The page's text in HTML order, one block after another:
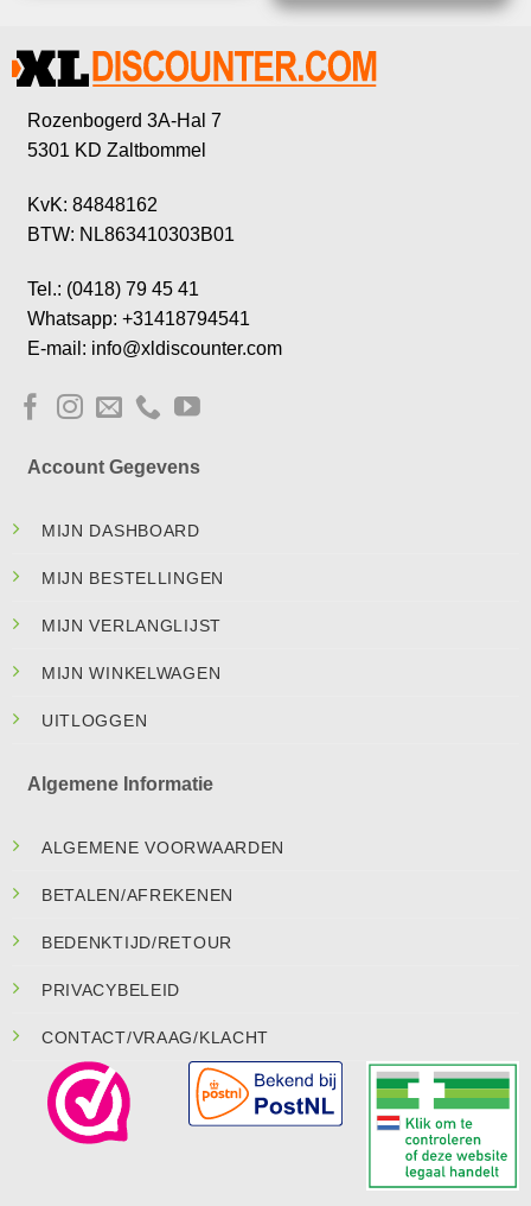
Rozenbogerd 3A-Hal 7
5301 KD Zaltbommel
KvK: 84848162
BTW: NL863410303B01
Tel.: (0418) 79 45 41
Whatsapp: +31418794541
E-mail: info@xldiscounter.com
Account Gegevens
MIJN DASHBOARD
MIJN BESTELLINGEN
MIJN VERLANGLIJST
MIJN WINKELWAGEN
UITLOGGEN
Algemene Informatie
ALGEMENE VOORWAARDEN
BETALEN/AFREKENEN
BEDENKTIJD/RETOUR
PRIVACYBELEID
CONTACT/VRAAG/KLACHT